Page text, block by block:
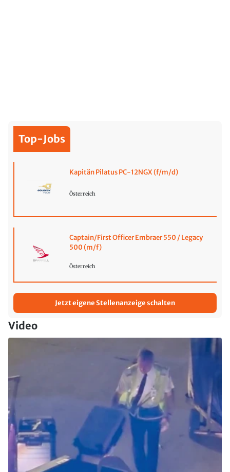
Top-Jobs
Kapitän Pilatus PC-12NGX (f/m/d)
Österreich
Captain/First Officer Embraer 550 / Legacy
500 (m/f)
Österreich
Jetzt eigene Stellenanzeige schalten
Video